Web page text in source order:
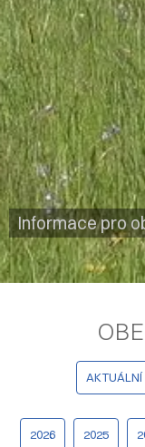
Informace pro
AKTUÁLNÍ
2026 2025